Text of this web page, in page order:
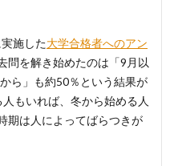
施した大学合格者へのアン
問を解き始めたのは「9月以
ら」も約50％という結果が
もいれば、冬から始める人
期は人によってばらつきが